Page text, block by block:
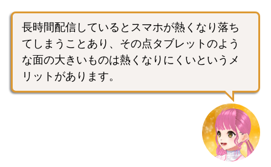
長時間配信しているとスマホが熱くなり落ち
てしまうことあり、その点タブレットのよう
な面の大きいものは熱くなりにくいというメ
リットがあります。